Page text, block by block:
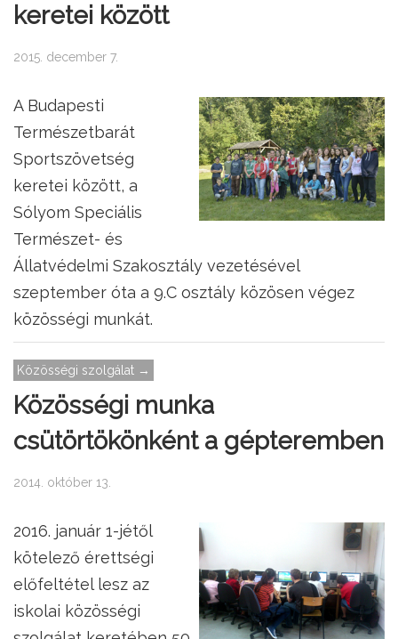
keretei között
2015. december 7.
A Budapesti
Természetbarát
Sportszövetség
keretei között, a
Sólyom Speciális
Természet- és
Állatvédelmi Szakosztály vezetésével
szeptember óta a 9.C osztály közösen végez
közösségi munkát.
Közösségi szolgálat →
Közösségi munka
csütörtökönként a gépteremben
2014. október 13.
2016. január 1-jétől
kötelező érettségi
előfeltétel lesz az
iskolai közösségi